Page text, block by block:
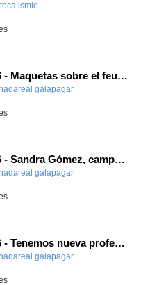
ismie
Podcast 25/26 - Maquetas sobre el feudalismo
galapagar-
Podcast 25/26 - Sandra Gómez, campeona de Enduro
galapagar-
Podcast 25/26 - Tenemos nueva profesora de Griego ¿Conoces a María Eugenia?
galapagar-